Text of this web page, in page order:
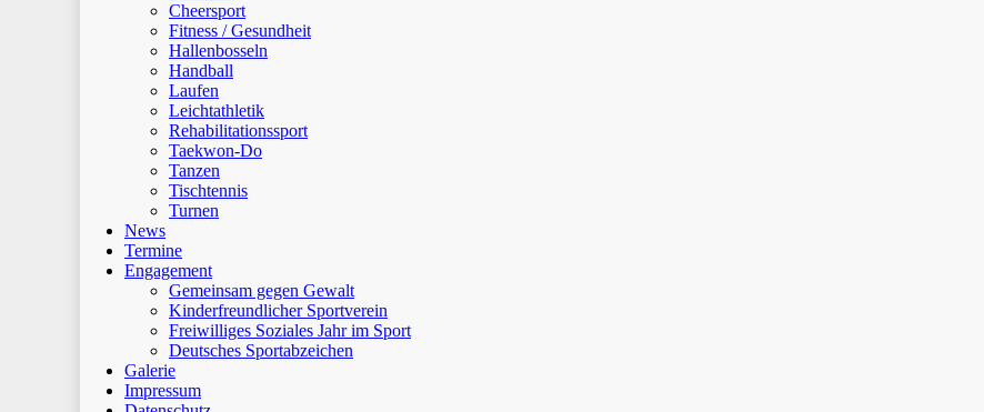
Cheersport
Fitness / Gesundheit
Hallenbosseln
Handball
Laufen
Leichtathletik
Rehabilitationssport
Taekwon-Do
Tanzen
Tischtennis
Turnen
News
Termine
Engagement
Gemeinsam gegen Gewalt
Kinderfreundlicher Sportverein
Freiwilliges Soziales Jahr im Sport
Deutsches Sportabzeichen
Galerie
Impressum